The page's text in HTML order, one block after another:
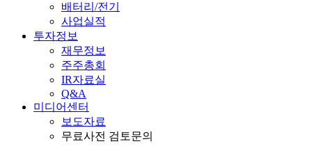
배터리/전기
사업실적
투자정보
재무정보
주주총회
IR자료실
Q&A
미디어센터
보도자료
무료사전 검토문의